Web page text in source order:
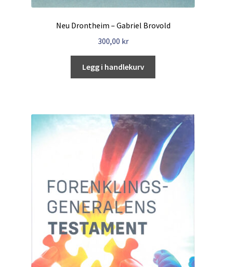
Neu Drontheim – Gabriel Brovold
300,00 kr
Legg i handlekurv